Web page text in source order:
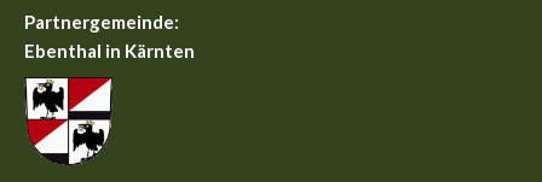
Partnergemeinde:
Ebenthal in Kärnten